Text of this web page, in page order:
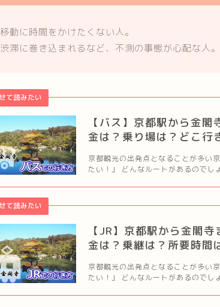
移動に時間をかけたくない人。
渋滞に巻き込まれるなど、不測の事態が心配な人。
【バス】京都駅から金
金は？乗り場は？どこ行
京都観光の出発点となることが多い
たい！」 どんなルートがあるのでし
【JR】京都駅から金閣
金は？乗継は？所要時間
京都観光の出発点となることが多い
たい！」 どんなルートがあるのでし